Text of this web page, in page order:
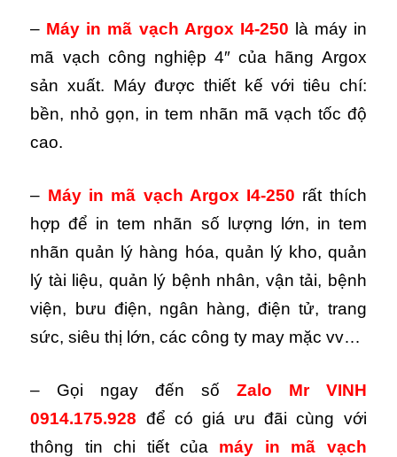
– Máy in mã vạch Argox I4-250 là máy in
mã vạch công nghiệp 4″ của hãng Argox
sản xuất. Máy được thiết kế với tiêu chí:
bền, nhỏ gọn, in tem nhãn mã vạch tốc độ
cao.
– Máy in mã vạch Argox I4-250 rất thích
hợp để in tem nhãn số lượng lớn, in tem
nhãn quản lý hàng hóa, quản lý kho, quản
lý tài liệu, quản lý bệnh nhân, vận tải, bệnh
viện, bưu điện, ngân hàng, điện tử, trang
sức, siêu thị lớn, các công ty may mặc vv…
– Gọi ngay đến số Zalo
Mr VINH
0914.175.928 để có giá ưu đãi cùng với
thông tin chi tiết của máy in mã vạch